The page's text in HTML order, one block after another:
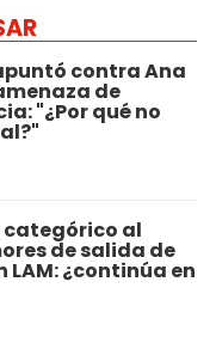
contra Ana
de
"¿Por qué no
categórico al
de salida de
LAM: ¿continúa en